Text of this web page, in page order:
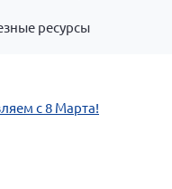
ресурсы
с 8 Марта!